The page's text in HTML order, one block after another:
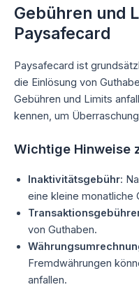
Gebühren und
Paysafecard
Paysafecard ist
die Einlösung von
Gebühren und Limits
kennen, um
Wichtige Hinweise
Inaktivitätsgebühr:
eine kleine monatliche
von Guthaben.
Fremdwährungen
anfallen.